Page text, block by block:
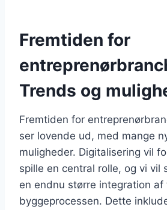
Fremtiden for
Trends og
Fremtiden for
ser lovende ud, med mange
muligheder. Digitalisering vil
spille en central rolle, og vi vil
en endnu større integration af
byggeprocessen. Dette